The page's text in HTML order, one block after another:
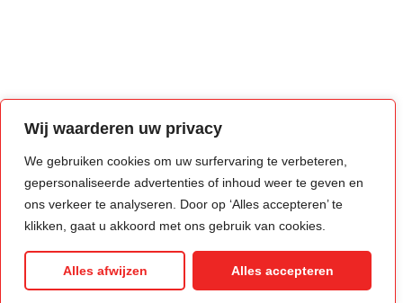
Wij waarderen uw privacy
We gebruiken cookies om uw surfervaring te verbeteren,
gepersonaliseerde advertenties of inhoud weer te geven en
ons verkeer te analyseren. Door op ‘Alles accepteren’ te
klikken, gaat u akkoord met ons gebruik van cookies.
Alles afwijzen Alles accepteren